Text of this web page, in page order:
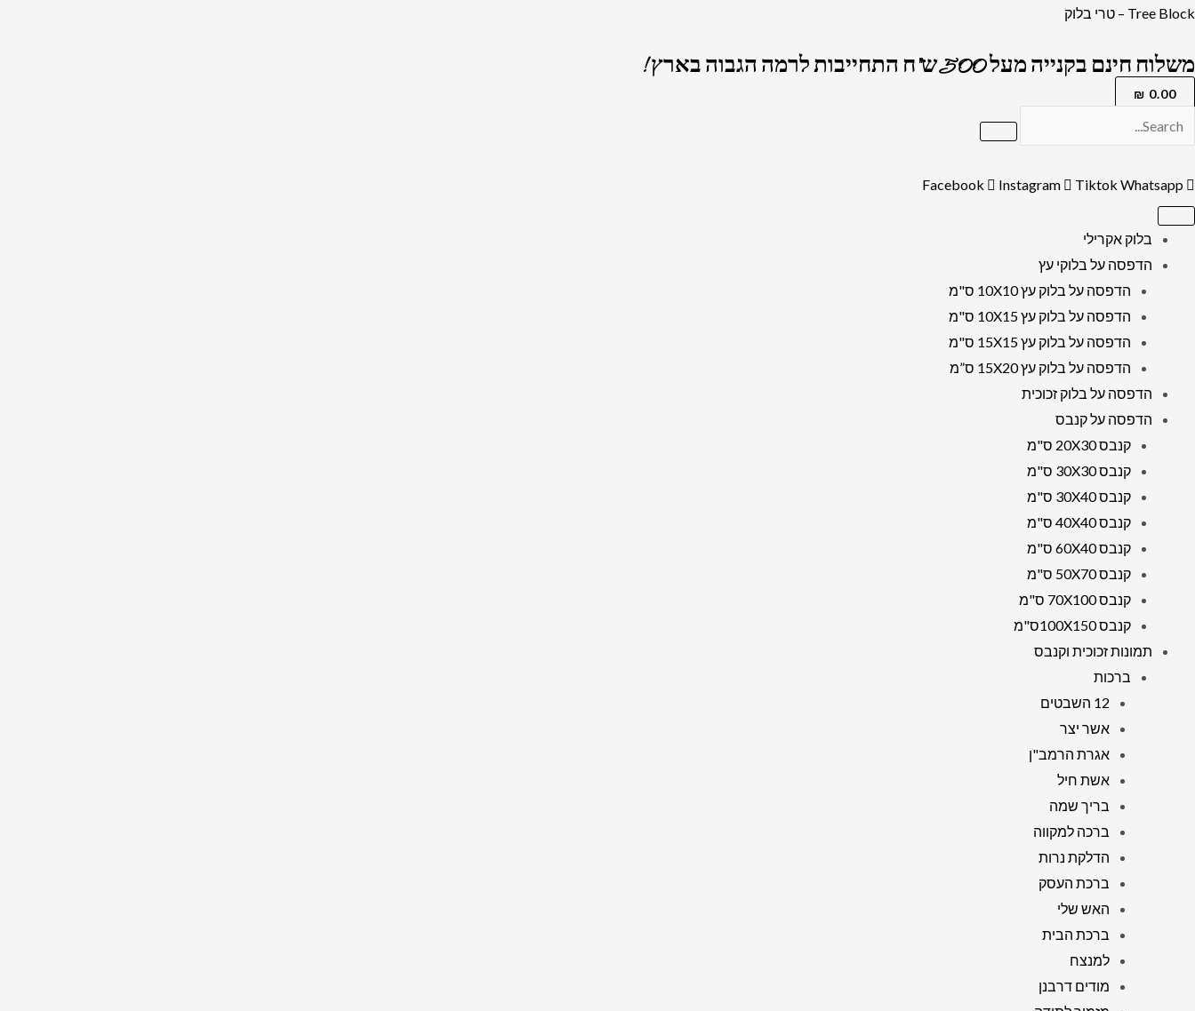
דילוג
Tree Block – טרי בלוק
משלוח חינם בקנייה מעל 500 ש"ח התחייבות לרמה הגבוה בארץ !
0.00
₪
Facebook Instagram Tiktok Whatsapp
בלוק אקרילי
הדפסה על בלוקי עץ
הדפסה על בלוק עץ 10X10 ס"מ
הדפסה על בלוק עץ 10X15 ס"מ
הדפסה על בלוק עץ 15X15 ס"מ
הדפסה על בלוק עץ 15X20 ס”מ
הדפסה על בלוק זכוכית
הדפסה על קנבס
קנבס 20X30 ס"מ
קנבס 30X30 ס"מ
קנבס 30X40 ס"מ
קנבס 40X40 ס"מ
קנבס 60X40 ס"מ
קנבס 50X70 ס"מ
קנבס 70X100 ס"מ
קנבס 100X150ס"מ
תמונות זכוכית וקנבס
ברכות
12 השבטים
אשר יצר
אגרת הרמב"ן
אשת חיל
בריך שמה
ברכה למקווה
הדלקת נרות
ברכת העסק
האש שלי
ברכת הבית
למנצח
מודים דרבנן
כמות
2835
עם
"עסק
נבנה
בחסדי
השם
יתברך"
להדפסה
על
קנבס
או
זכוכית